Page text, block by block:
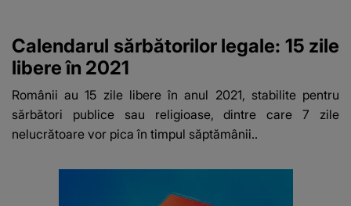
Calendarul sărbătorilor legale: 15 zile
libere în 2021
Românii au 15 zile libere în anul 2021, stabilite pentru
sărbători publice sau religioase, dintre care 7 zile
nelucrătoare vor pica în timpul săptămânii..